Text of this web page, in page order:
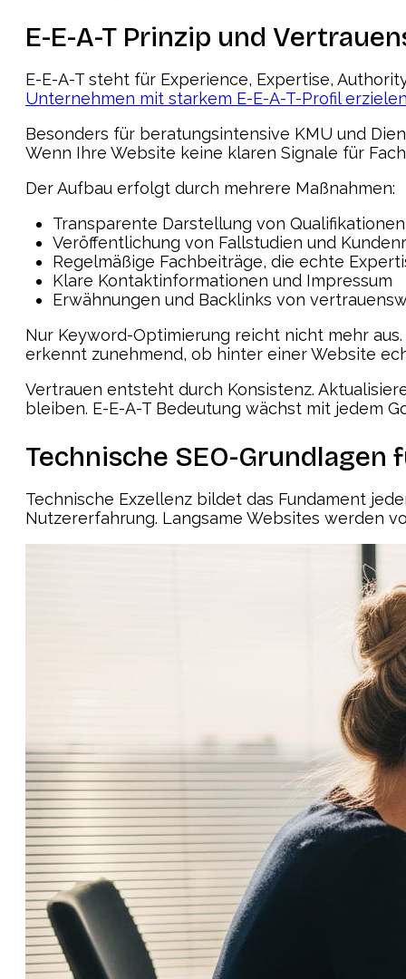
E-E-A-T Prinzip und
E-E-A-T steht für Experience, Expertise,
Unternehmen mit starkem E-E-A-T-Profil
Besonders für beratungsintensive KMU und
Wenn Ihre Website keine klaren Signale für
Der Aufbau erfolgt durch mehrere Maßnahmen:
Transparente Darstellung von
Veröffentlichung von Fallstudien und
Regelmäßige Fachbeiträge, die echte
Klare Kontaktinformationen und Impressum
Erwähnungen und Backlinks von
Nur Keyword-Optimierung reicht nicht mehr
erkennt zunehmend, ob hinter einer Website
Vertrauen entsteht durch Konsistenz.
bleiben. E-E-A-T Bedeutung wächst mit jedem
Technische SEO-Grundlagen
Technische Exzellenz bildet das Fundament
Nutzererfahrung. Langsame Websites werden